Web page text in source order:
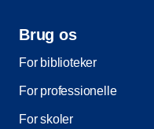
Brug os
For biblioteker
For professionelle
For skoler